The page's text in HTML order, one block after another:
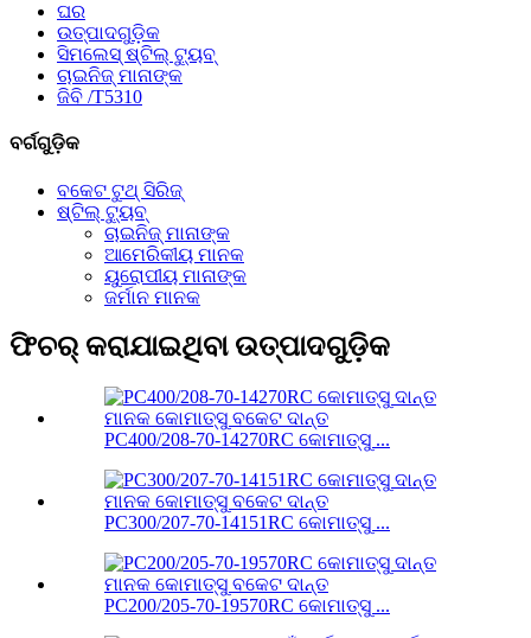
ଘର
ଉତ୍ପାଦଗୁଡ଼ିକ
ସିମଲେସ୍ ଷ୍ଟିଲ୍ ଟ୍ୟୁବ୍
ଚାଇନିଜ୍ ମାନାଙ୍କ
ଜିବି /T5310
ବର୍ଗଗୁଡ଼ିକ
ବକେଟ ଟୁଥ୍ ସିରିଜ୍
ଷ୍ଟିଲ୍ ଟ୍ୟୁବ୍
ଚାଇନିଜ୍ ମାନାଙ୍କ
ଆମେରିକୀୟ ମାନକ
ୟୁରୋପୀୟ ମାନାଙ୍କ
ଜର୍ମାନ ମାନକ
ଫିଚର୍ କରାଯାଇଥିବା ଉତ୍ପାଦଗୁଡ଼ିକ
PC400/208-70-14270RC କୋମାତ୍ସୁ ...
PC300/207-70-14151RC କୋମାତ୍ସୁ ...
PC200/205-70-19570RC କୋମାତ୍ସୁ ...